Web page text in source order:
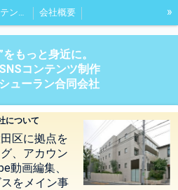
動画編集・コンテンツ制作サービス説明 会社概要 »
もっと身近に。
コンテンツ制作
ューラン合同会社
について
区に拠点を
、アカウン
動画編集、
をメイン事